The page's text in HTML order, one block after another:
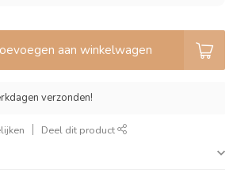
aan winkelwagen
verzonden!
Deel dit product